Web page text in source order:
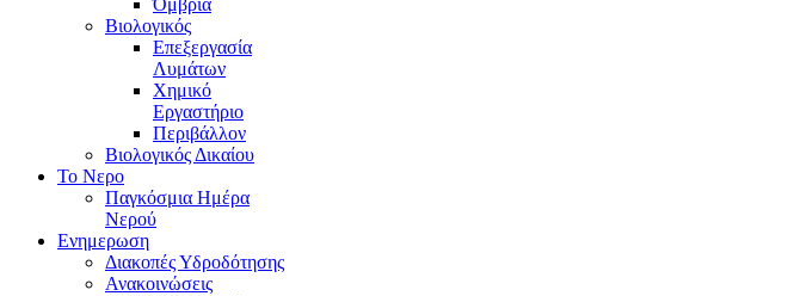
Βιολογικός
Επεξεργασία
Λυμάτων
Χημικό
Εργαστήριο
Περιβάλλον
Βιολογικός Δικαίου
Το Νερο
Παγκόσμια Ημέρα
Νερού
Ενημερωση
Διακοπές Υδροδότησης
Ανακοινώσεις